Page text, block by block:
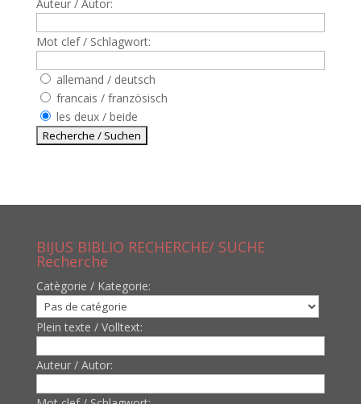
Auteur / Autor:
Mot clef / Schlagwort:
allemand / deutsch
francais / französisch
les deux / beide
BIJUS BIBLIO RECHERCHE/ SUCHE
Recherche
Catègorie / Kategorie:
Plein texte / Volltext:
Auteur / Autor: